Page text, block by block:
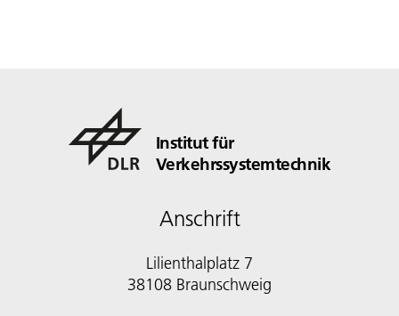
Institut für
Verkehrssystemtechnik
Anschrift
Lilienthalplatz 7
38108 Braunschweig